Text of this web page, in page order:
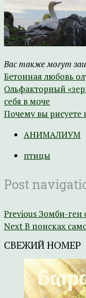
Вас также могут
Бетонная любовь
Ольфакторный
себя в моче
Почему вы рисуете
АНИМАЛИУМ
птицы
Post
Previous Зомби-ген
NextВ поисках
СВЕЖИЙ НОМЕР